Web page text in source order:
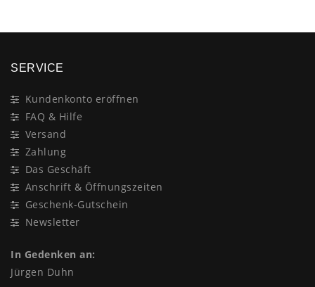
SERVICE
Kundenkonto eröffnen
FAQ & Hilfe
Versand
Zahlung
Das Geschäft
Anschrift & Öffnungszeiten
Geschenk-Gutschein
Newsletter
In Gedenken an:
Jürgen Duhn